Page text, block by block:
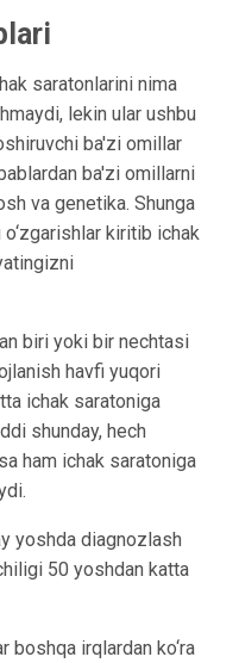
saratonlarini nima
lekin ular ushbu
ba'zi omillar
ba'zi omillarni
va genetika. Shunga
kiritib ichak
biri yoki bir nechtasi
havfi yuqori
ichak saratoniga
shunday, hech
ham ichak saratoniga
yoshda diagnozlash
50 yoshdan katta
boshqa irqlardan ko‘ra